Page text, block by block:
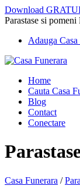
Download
Parastase si pomeni
Adauga Casa
Home
Cauta Casa
Blog
Contact
Conectare
Casa Funerara /